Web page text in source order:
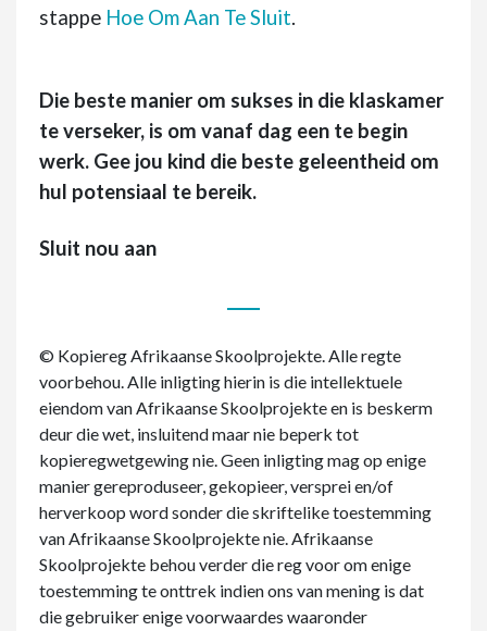
stappe Hoe Om Aan Te Sluit.
Die beste manier om sukses in die klaskamer
te verseker, is om vanaf dag een te begin
werk. Gee jou kind die beste geleentheid om
hul potensiaal te bereik.
Sluit nou aan
© Kopiereg Afrikaanse Skoolprojekte. Alle regte
voorbehou. Alle inligting hierin is die intellektuele
eiendom van Afrikaanse Skoolprojekte en is beskerm
deur die wet, insluitend maar nie beperk tot
kopieregwetgewing nie. Geen inligting mag op enige
manier gereproduseer, gekopieer, versprei en/of
herverkoop word sonder die skriftelike toestemming
van Afrikaanse Skoolprojekte nie. Afrikaanse
Skoolprojekte behou verder die reg voor om enige
toestemming te onttrek indien ons van mening is dat
die gebruiker enige voorwaardes waaronder